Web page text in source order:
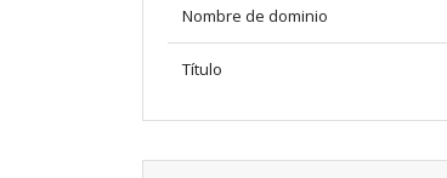
Nombre de dominio
Título